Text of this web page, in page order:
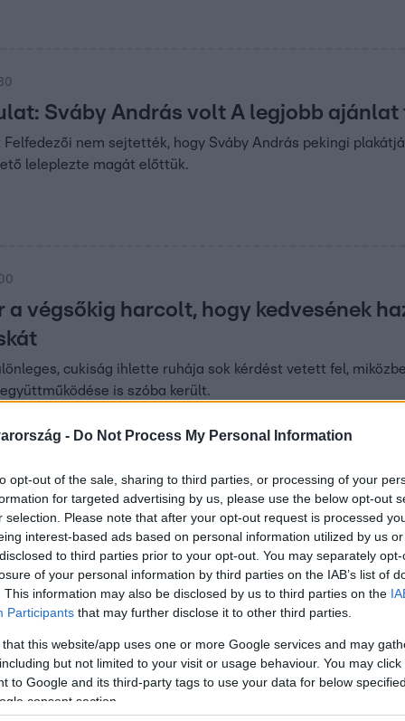
- Do Not Process My Personal Information
opt-out of the sale, sharing to third parties, or processing of your
for targeted advertising by us, please use the below opt-out
selection. Please note that after your opt-out request is processed
interest-based ads based on personal information utilized by us
to third parties prior to your opt-out. You may separately
of your personal information by third parties on the IAB’s list of
This information may also be disclosed by us to third parties on the
Participants that may further disclose it to other third parties.
that this website/app uses one or more Google services and may
but not limited to your visit or usage behaviour. You may
to Google and its third-party tags to use your data for below
consent section.
Sváby András volt A legjobb ajánlat
nem sejtették, hogy Sváby András pekingi
leleplezte magát előttük.
a végsőkig harcolt, hogy kedvesének
cukiság ihlette ruhája sok kérdést vetett fel,
is szóba került.
Dalí képe? – megszólalt a
dolgozó Nógrádi Csilla egy Salvador Dalí
elemzett a Felfedezőknek.
a Herz szalámigyárhoz A legjobb
100 éves urnavázát mutatott be A legjobb ajánlatban,